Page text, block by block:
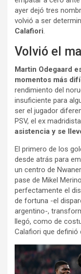
ayer dejó tres
volvió a ser
Calafiori.
Volvió el
Martin Odegaard
momentos más
rendimiento del
insuficiente para
ser el jugador
PSV, el ex
asistencia y se
El primero de los
desde atrás para
un centro de
pase de Mikel
perfectamente el
de fortuna -el
argentino-,
llegó, como de
Calafiori que definió